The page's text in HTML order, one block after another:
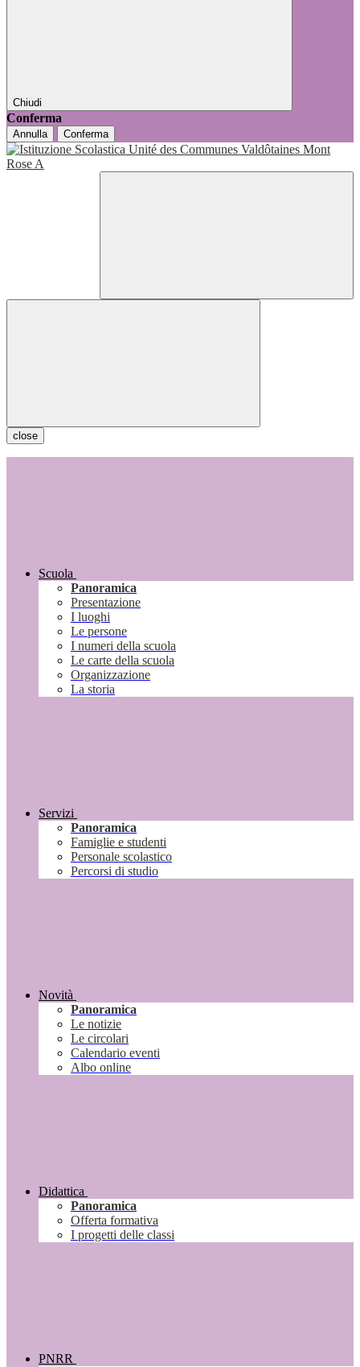
Chiudi
Conferma
Annulla Conferma
close
Scuola
Panoramica
Presentazione
I luoghi
Le persone
I numeri della scuola
Le carte della scuola
Organizzazione
La storia
Servizi
Panoramica
Famiglie e studenti
Personale scolastico
Percorsi di studio
Novità
Panoramica
Le notizie
Le circolari
Calendario eventi
Albo online
Didattica
Panoramica
Offerta formativa
I progetti delle classi
PNRR